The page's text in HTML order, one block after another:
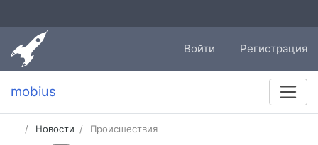
Войти Регистрация
mobius
Новости Происшествия